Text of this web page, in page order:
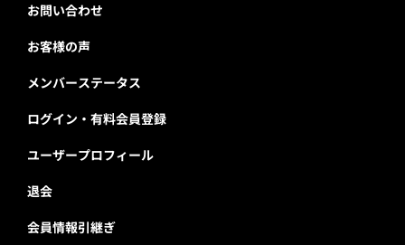
お問い合わせ
お客様の声
メンバーステータス
ログイン・有料会員登録
ユーザープロフィール
退会
会員情報引継ぎ